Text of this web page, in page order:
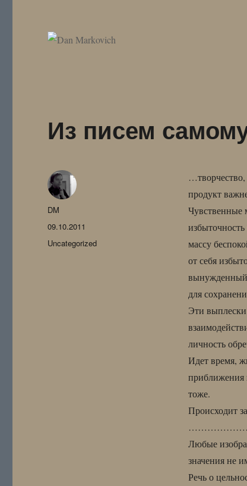
Из писем
продукт
Чувственные
массу
от себя
вынужденный
для
Эти
личность
Идет время,
приближения
тоже.
Происходит
Любые
значения не
Речь о
Автор
DM
Опубликовано
09.10.2011
Рубрики
Uncategorized